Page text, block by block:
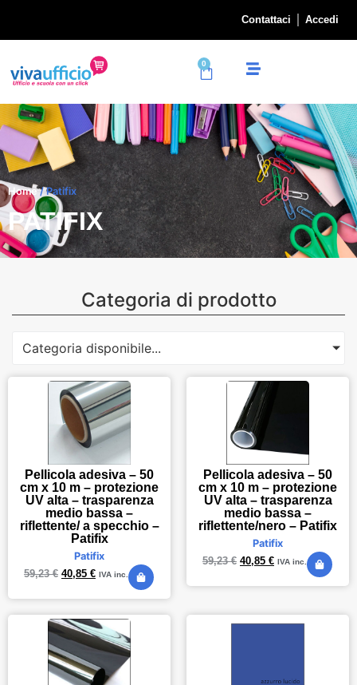
Contattaci Accedi
0
Home/ Patifix
PATIFIX
Categoria di prodotto
Categoria disponibile...
Pellicola adesiva – 50
cm x 10 m – protezione
UV alta – trasparenza
medio bassa –
riflettente/ a specchio –
Patifix
Patifix
59,23€ 40,85 € IVA inc.
Pellicola adesiva – 50
cm x 10 m – protezione
UV alta – trasparenza
medio bassa –
riflettente/nero – Patifix
Patifix
59,23€ 40,85 € IVA inc.